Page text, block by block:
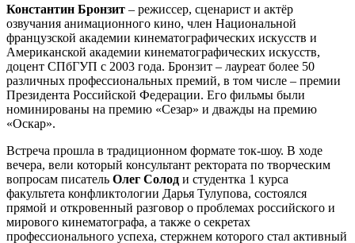
Константин Бронзит – режиссер, сценарист и актёр
озвучания анимационного кино, член Национальной
французской академии кинематографических искусств и
Американской академии кинематографических искусств,
доцент СПбГУП с 2003 года. Бронзит – лауреат более 50
различных профессиональных премий, в том числе – премии
Президента Российской Федерации. Его фильмы были
номинированы на премию «Сезар» и дважды на премию
«Оскар».
Встреча прошла в традиционном формате ток-шоу. В ходе
вечера, вели который консультант ректората по творческим
вопросам писатель Олег Солод и студентка 1 курса
факультета конфликтологии Дарья Тулупова, состоялся
прямой и откровенный разговор о проблемах российского и
мирового кинематографа, а также о секретах
профессионального успеха, стержнем которого стал активный